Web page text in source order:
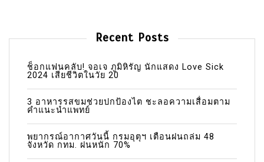
Recent Posts
ช็อกแฟนคลับ! จอเจ ภูมิหิรัญ นักแสดง Love Sick
2024 เสียชีวิตในวัย 20
3 อาหารรสขมช่วยปกป้องไต ชะลอความเสื่อมตาม
คำแนะนำแพทย์
พยากรณ์อากาศวันนี้ กรมอุตุฯ เตือนฝนถล่ม 48
จังหวัด กทม. ฝนหนัก 70%